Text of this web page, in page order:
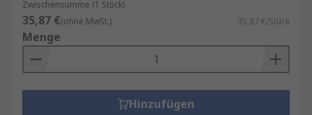
Zwischensumme (1 Stück)
35,87 €(ohne MwSt.) 35,87 €/Stück
Menge
Hinzufügen